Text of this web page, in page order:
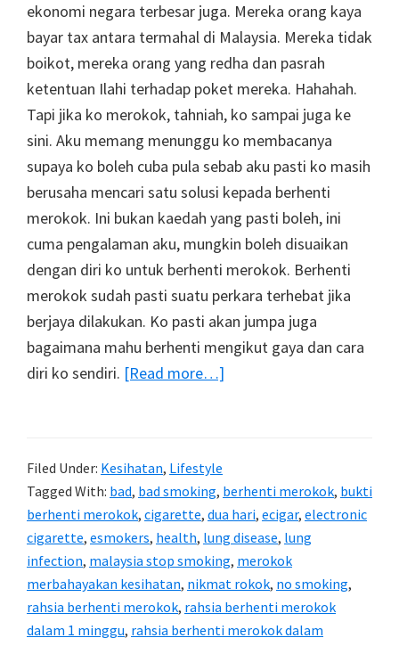
ekonomi negara terbesar juga. Mereka orang kaya
bayar tax antara termahal di Malaysia. Mereka tidak
boikot, mereka orang yang redha dan pasrah
ketentuan Ilahi terhadap poket mereka. Hahahah.
Tapi jika ko merokok, tahniah, ko sampai juga ke
sini. Aku memang menunggu ko membacanya
supaya ko boleh cuba pula sebab aku pasti ko masih
berusaha mencari satu solusi kepada berhenti
merokok. Ini bukan kaedah yang pasti boleh, ini
cuma pengalaman aku, mungkin boleh disuaikan
dengan diri ko untuk berhenti merokok. Berhenti
merokok sudah pasti suatu perkara terhebat jika
berjaya dilakukan. Ko pasti akan jumpa juga
bagaimana mahu berhenti mengikut gaya dan cara
diri ko sendiri. [Read more…]
Filed Under: Kesihatan, Lifestyle
Tagged With: bad, bad smoking, berhenti merokok, bukti
berhenti merokok, cigarette, dua hari, ecigar, electronic
cigarette, esmokers, health, lung disease, lung
infection, malaysia stop smoking, merokok
merbahayakan kesihatan, nikmat rokok, no smoking,
rahsia berhenti merokok, rahsia berhenti merokok
dalam 1 minggu, rahsia berhenti merokok dalam